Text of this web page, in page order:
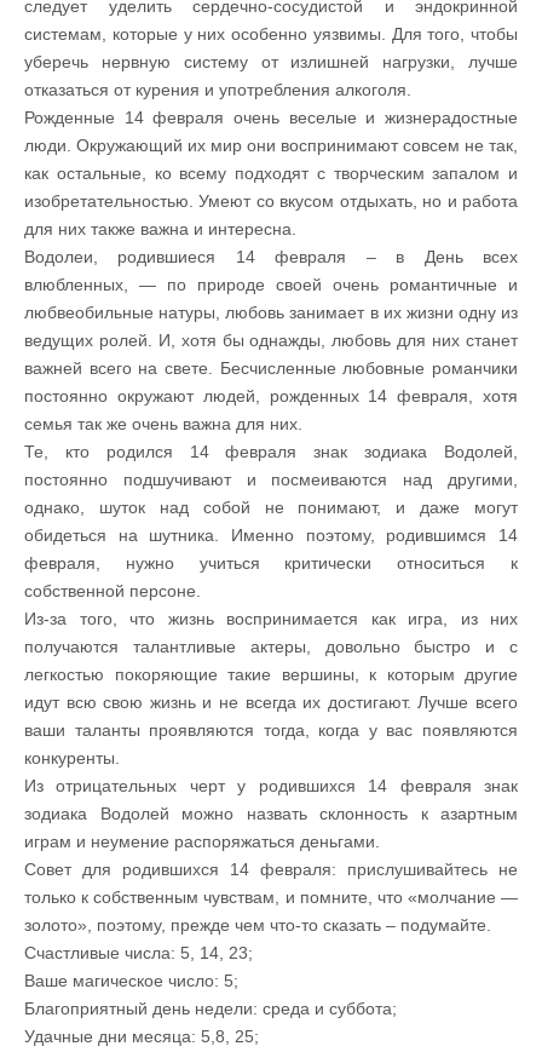
следует уделить сердечно-сосудистой и эндокринной
системам, которые у них особенно уязвимы. Для того, чтобы
уберечь нервную систему от излишней нагрузки, лучше
отказаться от курения и употребления алкоголя.
Рожденные 14 февраля очень веселые и жизнерадостные
люди. Окружающий их мир они воспринимают совсем не так,
как остальные, ко всему подходят с творческим запалом и
изобретательностью. Умеют со вкусом отдыхать, но и работа
для них также важна и интересна.
Водолеи, родившиеся 14 февраля – в День всех
влюбленных, — по природе своей очень романтичные и
любвеобильные натуры, любовь занимает в их жизни одну из
ведущих ролей. И, хотя бы однажды, любовь для них станет
важней всего на свете. Бесчисленные любовные романчики
постоянно окружают людей, рожденных 14 февраля, хотя
семья так же очень важна для них.
Те, кто родился 14 февраля знак зодиака Водолей,
постоянно подшучивают и посмеиваются над другими,
однако, шуток над собой не понимают, и даже могут
обидеться на шутника. Именно поэтому, родившимся 14
февраля, нужно учиться критически относиться к
собственной персоне.
Из-за того, что жизнь воспринимается как игра, из них
получаются талантливые актеры, довольно быстро и с
легкостью покоряющие такие вершины, к которым другие
идут всю свою жизнь и не всегда их достигают. Лучше всего
ваши таланты проявляются тогда, когда у вас появляются
конкуренты.
Из отрицательных черт у родившихся 14 февраля знак
зодиака Водолей можно назвать склонность к азартным
играм и неумение распоряжаться деньгами.
Совет для родившихся 14 февраля: прислушивайтесь не
только к собственным чувствам, и помните, что «молчание —
золото», поэтому, прежде чем что-то сказать – подумайте.
Счастливые числа: 5, 14, 23;
Ваше магическое число: 5;
Благоприятный день недели: среда и суббота;
Удачные дни месяца: 5,8, 25;